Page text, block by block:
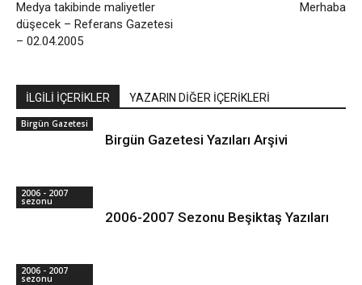
Medya takibinde maliyetler
düşecek – Referans Gazetesi
– 02.04.2005
Merhaba
İLGİLİ İÇERİKLER YAZARIN DİĞER İÇERİKLERİ
Birgün Gazetesi
Birgün Gazetesi Yazıları Arşivi
2006 - 2007
sezonu
2006-2007 Sezonu Beşiktaş Yazıları
2006 - 2007
sezonu